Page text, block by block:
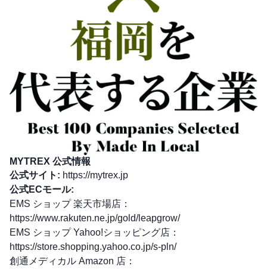
MYTREX 公式情報
公式サイト: https://mytrex.jp
公式ECモール:
EMS ショップ 楽天市場店：
https://www.rakuten.ne.jp/gold/leapgrow/
EMS ショップ Yahoo!ショッピング店：
https://store.shopping.yahoo.co.jp/s-pln/
創通メディカル Amazon 店：